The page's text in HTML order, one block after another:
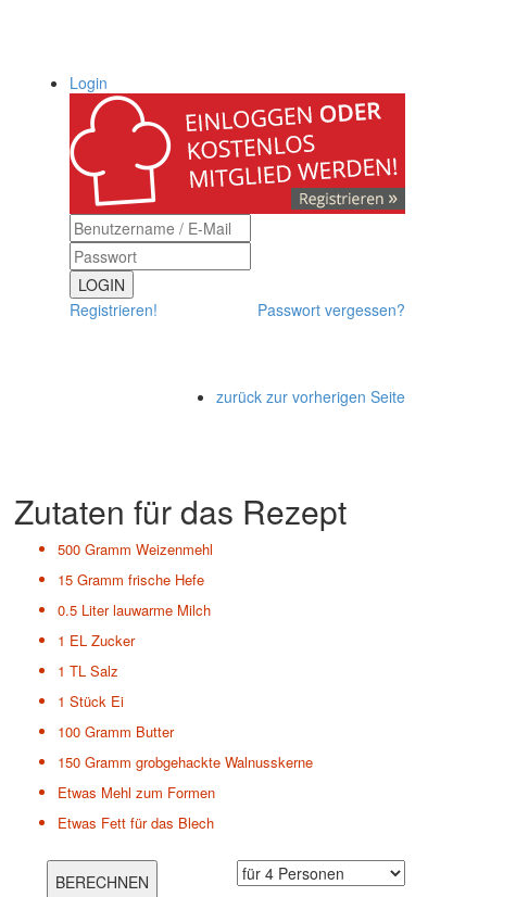
Login
LOGIN
Registrieren!
Passwort vergessen?
zurück zur vorherigen Seite
Zutaten für das Rezept
500 Gramm Weizenmehl
15 Gramm frische Hefe
0.5 Liter lauwarme Milch
1 EL Zucker
1 TL Salz
1 Stück Ei
100 Gramm Butter
150 Gramm grobgehackte Walnusskerne
Etwas Mehl zum Formen
Etwas Fett für das Blech